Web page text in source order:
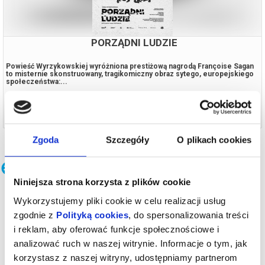
Zgoda Szczegóły O plikach cookies
Niniejsza strona korzysta z plików cookie
Wykorzystujemy pliki cookie w celu realizacji usług
zgodnie z Polityką cookies , do spersonalizowania treści
i reklam, aby oferować funkcje społecznościowe i
analizować ruch w naszej witrynie. Informacje o tym, jak
korzystasz z naszej witryny, udostępniamy partnerom
PORZĄDNI LUDZIE
Powieść Wyrzykowskiej wyróżniona prestiżową nagrodą Françoise Sagan
to misternie skonstruowany, tragikomiczny obraz sytego, europejskiego
społeczeństwa:...